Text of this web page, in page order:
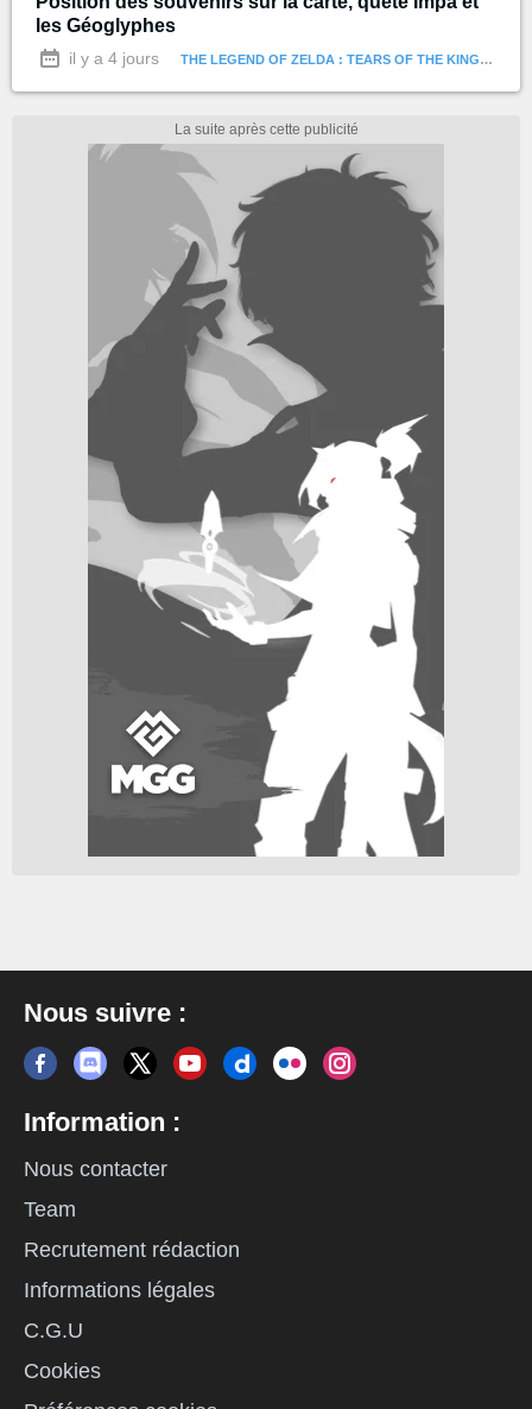
les Géoglyphes
il y a 4 jours THE LEGEND OF ZELDA : TEARS OF THE KINGDOM
Nous suivre :
Information :
Nous contacter
Team
Recrutement rédaction
Informations légales
C.G.U
Cookies